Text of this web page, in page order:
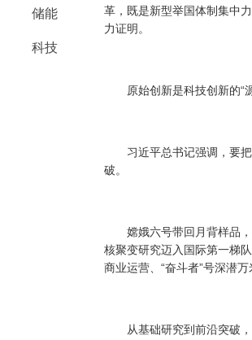
储能
科技
革，既是新型举国体制集中
力证明。
原始创新是科技创新的“源
习近平总书记强调，要把
破。
嫦娥六号带回月背样品，
核聚变研究迈入国际第一梯
商业运营、“奋斗者”号深潜
从基础研究到前沿突破，